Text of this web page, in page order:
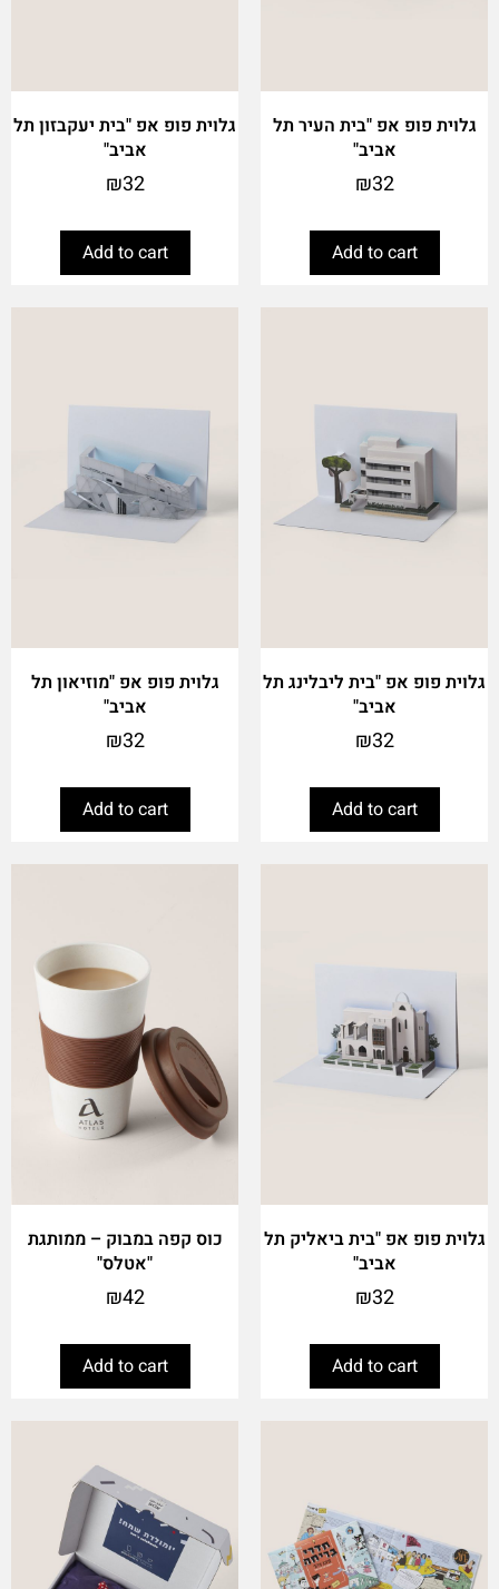
גלוית פופ אפ "בית העיר תל
אביב"
₪32
Add to cart
גלוית פופ אפ "בית יעקבזון תל
אביב"
₪32
Add to cart
גלוית פופ אפ "בית ליבלינג תל
אביב"
₪32
Add to cart
גלוית פופ אפ "מוזיאון תל
אביב"
₪32
Add to cart
גלוית פופ אפ "בית ביאליק תל
אביב"
₪32
Add to cart
כוס קפה במבוק – ממותגת
"אטלס"
₪42
Add to cart